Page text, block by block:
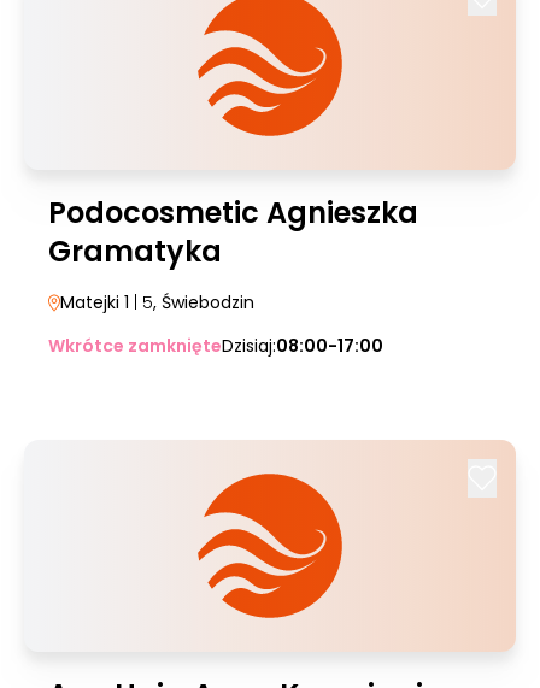
Podocosmetic Agnieszka
Gramatyka
Matejki 1 | 5, Świebodzin
Wkrótce zamknięteDzisiaj:08:00-17:00